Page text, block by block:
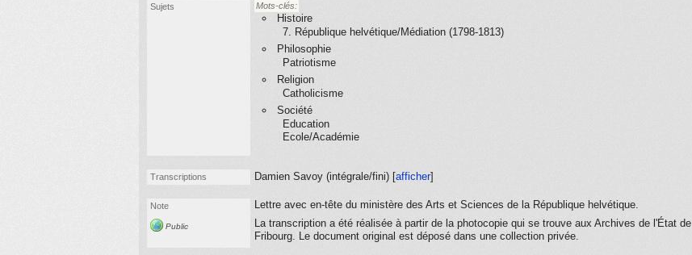
Sujets Mots-clés:
Histoire
7. République helvétique/Médiation (1798-1813)
Philosophie
Patriotisme
Religion
Catholicisme
Société
Education
Ecole/Académie
Transcriptions Damien Savoy (intégrale/fini) [afficher]
Note
Public
Lettre avec en-tête du ministère des Arts et Sciences de la République helvétique.
La transcription a été réalisée à partir de la photocopie qui se trouve aux Archives de l'État de
Fribourg. Le document original est déposé dans une collection privée.